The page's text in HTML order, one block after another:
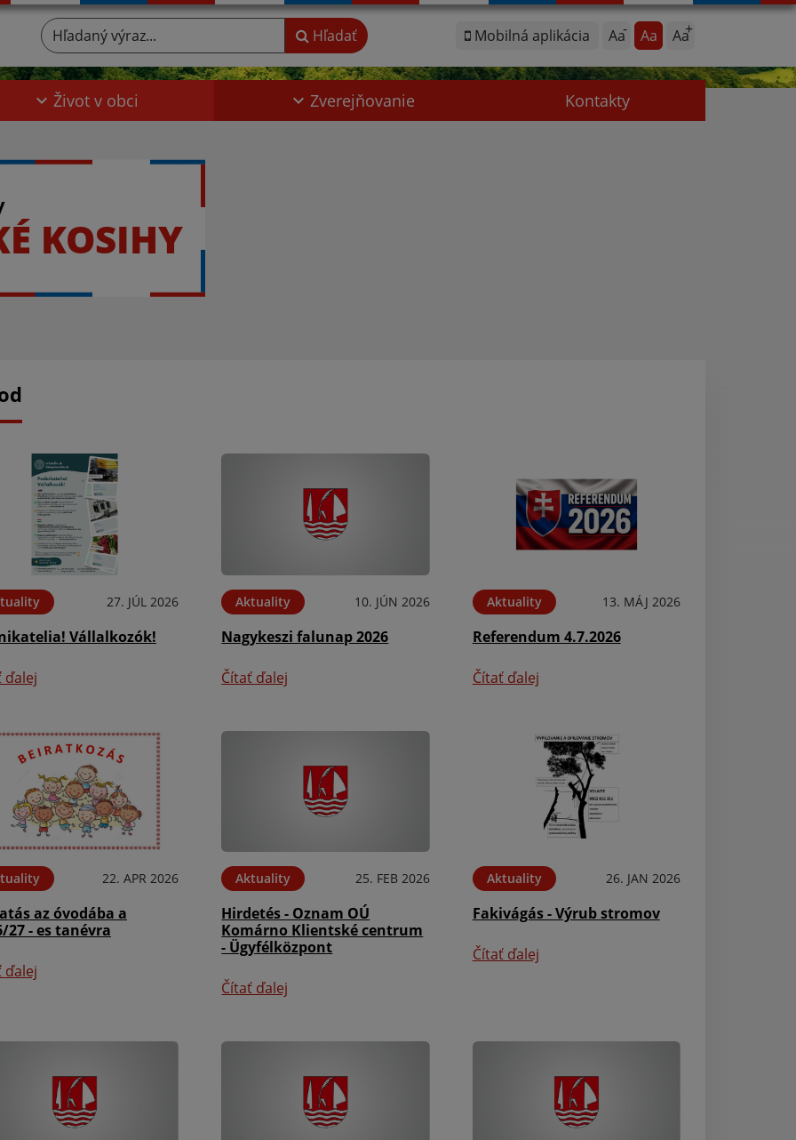
Mobilná aplikácia Aa Aa Aa
Hľadaný výraz... Hľadať
Život v obci Zverejňovanie Kontakty
KOSIHY
27. JÚL 2026
Vállalkozók!
ďalej
Aktuality 10. JÚN 2026
Nagykeszi falunap 2026
Čítať ďalej
Aktuality 13. MÁJ 2026
Referendum 4.7.2026
Čítať ďalej
22. APR 2026
az óvodába a
27 - es tanévra
ďalej
Aktuality 25. FEB 2026
Hirdetés - Oznam OÚ
Komárno Klientské centrum
- Ügyfélközpont
Čítať ďalej
Aktuality 26. JAN 2026
Fakivágás - Výrub stromov
Čítať ďalej